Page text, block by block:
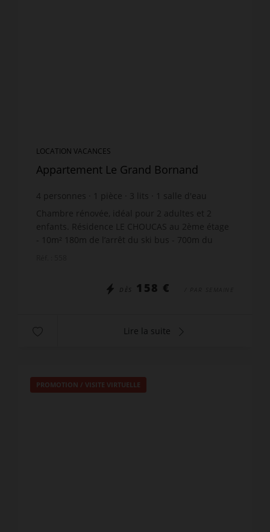
LOCATION VACANCES
Appartement Le Grand Bornand
4 personnes pièce 3 lits
salle d'eau
Chambre rénovée, idéal pour 2 adultes et 2
enfants. Résidence LE CHOUCAS au 2ème étage
- 10m² 180m de l’arrêt du ski bus - 700m du
DÈS 158 € / PAR SEMAINE
Lire la suite
PROMOTION / VISITE VIRTUELLE